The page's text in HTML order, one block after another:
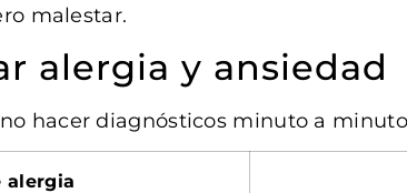
malestar.
alergia y ansiedad
hacer diagnósticos minuto a
alergia